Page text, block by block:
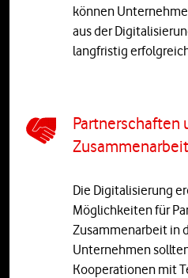
können
aus der
langfristig
Partnerschaften
Zusammenarbeit
Die Digitalisierung
Möglichkeiten für
Zusammenarbeit in
Unternehmen
Kooperationen mit